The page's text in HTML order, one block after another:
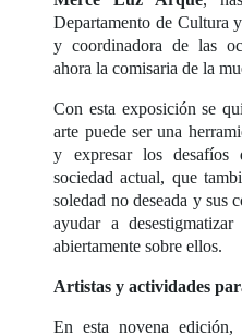
Departamento de Cultura
y coordinadora de las
ahora la comisaria de la
Con esta exposición se
arte puede ser una
y expresar los
sociedad actual, que
soledad no deseada y sus
ayudar a
abiertamente sobre ellos.
Artistas y actividades
En esta novena